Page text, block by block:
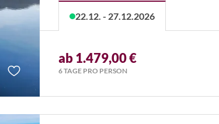
22.12. - 27.12.2026
ab 1.479,00 €
6 TAGE PRO PERSON